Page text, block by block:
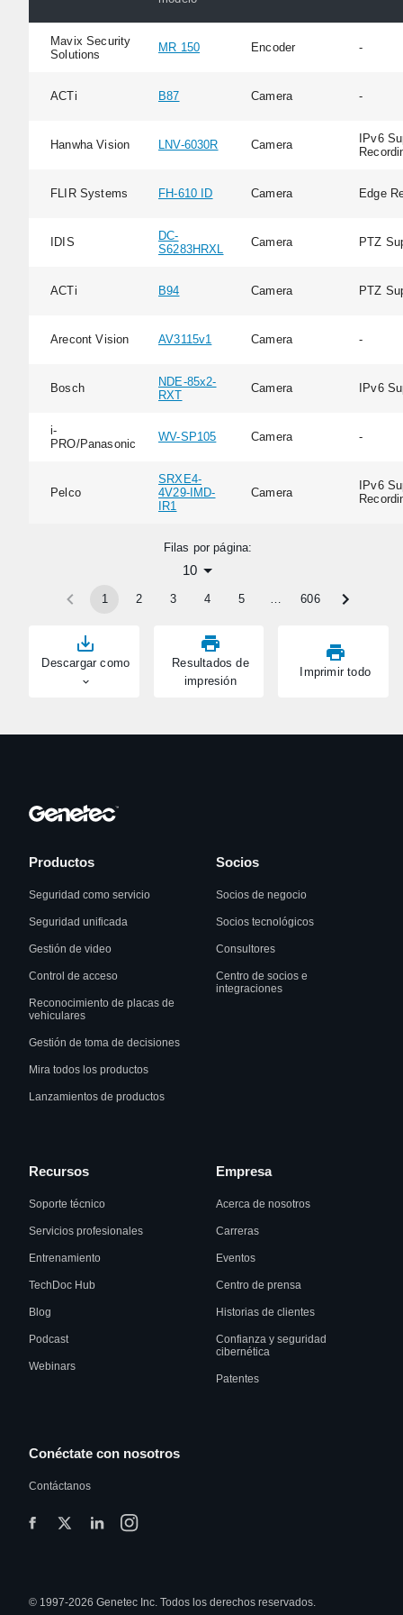
Descargar como
Resultados de
impresión
Imprimir todo
Mavix Security
Solutions
MR 150 Encoder -
ACTi B87 Camera -
Hanwha Vision LNV-6030R Camera
IPv6
FLIR Systems FH-610 ID Camera Edge
IDIS
DC-
S6283HRXL
Camera PTZ
ACTi B94 Camera PTZ
Arecont Vision AV3115v1 Camera -
Bosch
NDE-85x2-
RXT
Camera IPv6
i-
PRO/Panasonic
WV-SP105 Camera -
Pelco
SRXE4-
4V29-IMD-
IR1
Camera
IPv6
Filas por página:
10
1 2 3 4 5 … 606
Productos
Seguridad como servicio
Seguridad unificada
Gestión de video
Control de acceso
Reconocimiento de placas de
vehiculares
Gestión de toma de decisiones
Mira todos los productos
Lanzamientos de productos
Socios
Socios de negocio
Socios tecnológicos
Consultores
Centro de socios e
integraciones
Recursos
Soporte técnico
Servicios profesionales
Entrenamiento
TechDoc Hub
Blog
Podcast
Webinars
Empresa
Acerca de nosotros
Carreras
Eventos
Centro de prensa
Historias de clientes
Confianza y seguridad
cibernética
Patentes
Conéctate con nosotros
Contáctanos
© 1997-2026 Genetec Inc. Todos los derechos reservados.